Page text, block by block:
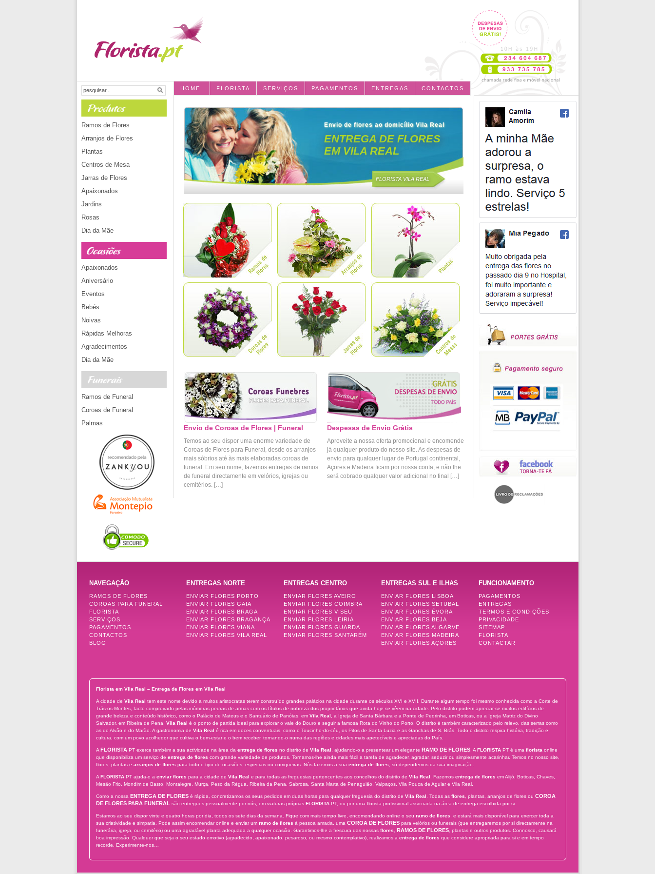
HOME FLORISTA SERVIÇOS PAGAMENTOS ENTREGAS CONTACTOS
Envio de flores ao domicílio Vila Real
ENTREGA DE FLORES
EM VILA REAL
FLORISTA VILA REAL
Envio de Coroas de Flores | Funeral
Temos ao seu dispor uma enorme variedade de
Coroas de Flores para Funeral, desde os arranjos
mais sóbrios até às mais elaboradas coroas de
funeral. Em seu nome, fazemos entregas de ramos
de funeral directamente em velórios, igrejas ou
cemitérios. […]
Despesas de Envio Grátis
Aproveite a nossa oferta promocional e encomende
já qualquer produto do nosso site. As despesas de
envio para qualquer lugar de Portugal continental,
Açores e Madeira ficam por nossa conta, e não lhe
será cobrado qualquer valor adicional no final […]
Ramos de Flores
Arranjos de Flores
Plantas
Centros de Mesa
Jarras de Flores
Apaixonados
Jardins
Rosas
Dia da Mãe
Apaixonados
Aniversário
Eventos
Bebés
Noivas
Rápidas Melhoras
Agradecimentos
Dia da Mãe
Ramos de Funeral
Coroas de Funeral
Palmas
NAVEGAÇÃO
RAMOS DE FLORES
COROAS PARA FUNERAL
FLORISTA
SERVIÇOS
PAGAMENTOS
CONTACTOS
BLOG
ENTREGAS NORTE
ENVIAR FLORES PORTO
ENVIAR FLORES GAIA
ENVIAR FLORES BRAGA
ENVIAR FLORES BRAGANÇA
ENVIAR FLORES VIANA
ENVIAR FLORES VILA REAL
ENTREGAS CENTRO
ENVIAR FLORES AVEIRO
ENVIAR FLORES COIMBRA
ENVIAR FLORES VISEU
ENVIAR FLORES LEIRIA
ENVIAR FLORES GUARDA
ENVIAR FLORES SANTARÉM
ENTREGAS SUL E ILHAS
ENVIAR FLORES LISBOA
ENVIAR FLORES SETUBAL
ENVIAR FLORES ÉVORA
ENVIAR FLORES BEJA
ENVIAR FLORES ALGARVE
ENVIAR FLORES MADEIRA
ENVIAR FLORES AÇORES
FUNCIONAMENTO
PAGAMENTOS
ENTREGAS
TERMOS E CONDIÇÕES
PRIVACIDADE
SITEMAP
FLORISTA
CONTACTAR
Florista em Vila Real – Entrega de Flores em Vila Real
A cidade de Vila Real tem este nome devido a muitos aristocratas terem construído grandes palácios na cidade durante os séculos XVI e XVII. Durante algum tempo foi mesmo conhecida como a Corte de
Trás-os-Montes, facto comprovado pelas inúmeras pedras de armas com os títulos de nobreza dos proprietários que ainda hoje se vêem na cidade. Pelo distrito podem apreciar-se muitos edifícios de
grande beleza e conteúdo histórico, como o Palácio de Mateus e o Santuário de Panóias, em Vila Real , a Igreja de Santa Bárbara e a Ponte de Pedrinha, em Boticas, ou a Igreja Matriz do Divino
Salvador, em Ribeira de Pena. Vila Real é o ponto de partida ideal para explorar o vale do Douro e seguir a famosa Rota do Vinho do Porto. O distrito é também caracterizado pelo relevo, das serras como
as do Alvão e do Marão. A gastronomia de Vila Real é rica em doces conventuais, como o Toucinho-do-céu, os Pitos de Santa Luzia e as Ganchas de S. Brás. Todo o distrito respira história, tradição e
cultura, com um povo acolhedor que cultiva o bem-estar e o bem receber, tornando-o numa das regiões e cidades mais apetecíveis e apreciadas do País.
A FLORISTAPT exerce também a sua actividade na área da entrega de flores no distrito de Vila Real , ajudando-o a presentear um elegante RAMO DE FLORES. A FLORISTAPT é uma florista online
que disponibiliza um serviço de entrega de flores com grande variedade de produtos. Tornamos-lhe ainda mais fácil a tarefa de agradecer, agradar, seduzir ou simplesmente acarinhar. Temos no nosso site,
flores, plantas e arranjos de flores para todo o tipo de ocasiões, especiais ou corriqueiras. Nós fazemos a sua entrega de flores , só dependemos da sua imaginação.
A FLORISTAPT ajuda-o a enviar flores para a cidade de Vila Real e para todas as freguesias pertencentes aos concelhos do distrito de Vila Real . Fazemos entrega de flores em Alijó, Boticas, Chaves,
Mesão Frio, Mondim de Basto, Montalegre, Murça, Peso da Régua, Ribeira da Pena, Sabrosa, Santa Marta de Penaguião, Valpaços, Vila Pouca de Aguiar e Vila Real.
Como a nossa ENTREGA DE FLORESé rápida, concretizamos os seus pedidos em duas horas para qualquer freguesia do distrito de Vila Real . Todas as flores , plantas, arranjos de flores ou COROA
DE FLORES PARA FUNERAL são entregues pessoalmente por nós, em viaturas própriasFLORISTAPT, ou por uma florista profissional associada na área de entrega escolhida por si.
Estamos ao seu dispor vinte e quatro horas por dia, todos os sete dias da semana. Fique com mais tempo livre, encomendando online o seu ramo de flores , e estará mais disponível para exercer toda a
sua criatividade e simpatia. Pode assim encomendar online e enviar um ramo de flores à pessoa amada, uma COROA DE FLORES para velórios ou funerais (que entregaremos por si directamente na
funerária, igreja, ou cemitério) ou uma agradável planta adequada a qualquer ocasião. Garantimos-lhe a frescura das nossas flores RAMOS DE FLORES, plantas e outros produtos. Connosco, causará
boa impressão. Qualquer que seja o seu estado emotivo (agradecido, apaixonado, pesaroso, ou mesmo contemplativo), realizamos a entrega de flores que considere apropriada para si e em tempo
recorde. Experimente-nos…